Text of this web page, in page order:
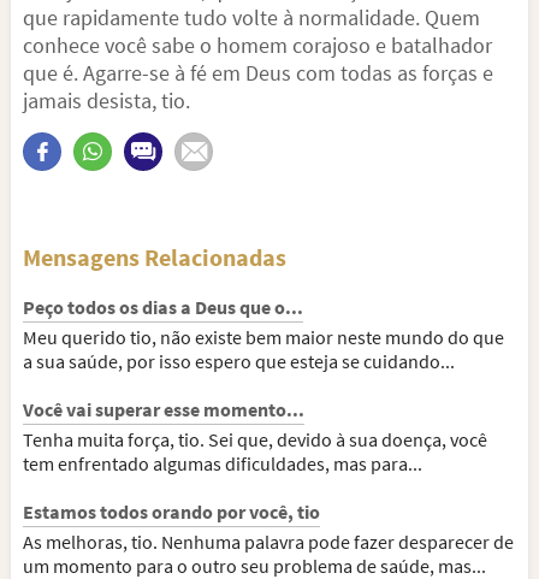
que rapidamente tudo volte à normalidade. Quem
conhece você sabe o homem corajoso e batalhador
que é. Agarre-se à fé em Deus com todas as forças e
jamais desista, tio.
Mensagens Relacionadas
Peço todos os dias a Deus que o...
Meu querido tio, não existe bem maior neste mundo do que
a sua saúde, por isso espero que esteja se cuidando...
Você vai superar esse momento...
Tenha muita força, tio. Sei que, devido à sua doença, você
tem enfrentado algumas dificuldades, mas para...
Estamos todos orando por você, tio
As melhoras, tio. Nenhuma palavra pode fazer desparecer de
um momento para o outro seu problema de saúde, mas...